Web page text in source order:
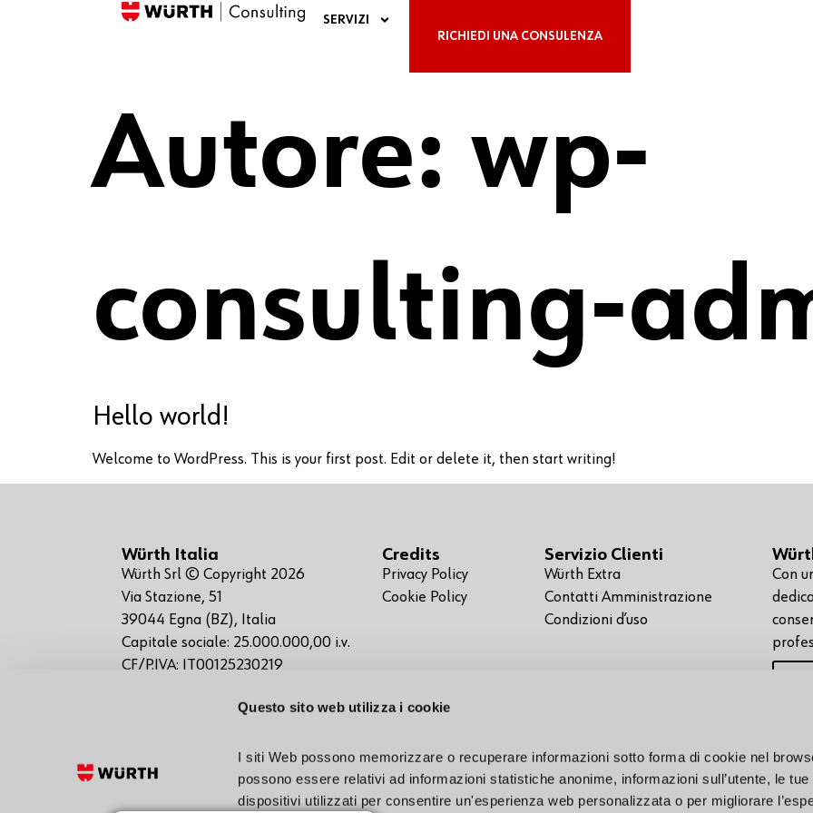
Questo sito web utilizza i cookie
I siti Web possono memorizzare o recuperare informazioni sotto forma di cookie nel
possono essere relativi ad informazioni statistiche anonime, informazioni sull’utente, le
dispositivi utilizzati per consentire un'esperienza web personalizzata o per migliorare
SERVIZI
RICHIEDI UNA CONSULENZA
Autore: wp-
consulting-
Hello world!
Welcome to WordPress. This is your first post. Edit or delete it, then start writing!
Würth Italia
Würth Srl © Copyright 2026
Via Stazione, 51
39044 Egna (BZ), Italia
Capitale sociale: 25.000.000,00 i.v.
CF/P.IVA: IT00125230219
Credits
Privacy Policy
Cookie Policy
Servizio Clienti
Würth Extra
Contatti Amministrazione
Condizioni d’uso
Con